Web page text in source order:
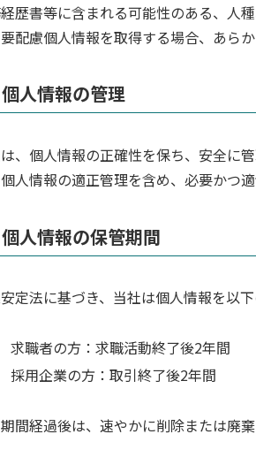
歴書等に含まれる可能性のある、人
配慮個人情報を取得する場合、あら
人情報の管理
、個人情報の正確性を保ち、安全に
人情報の適正管理を含め、必要かつ
人情報の保管期間
定法に基づき、当社は個人情報を以下
求職者の方：求職活動終了後2年間
採用企業の方：取引終了後2年間
間経過後は、速やかに削除または廃棄